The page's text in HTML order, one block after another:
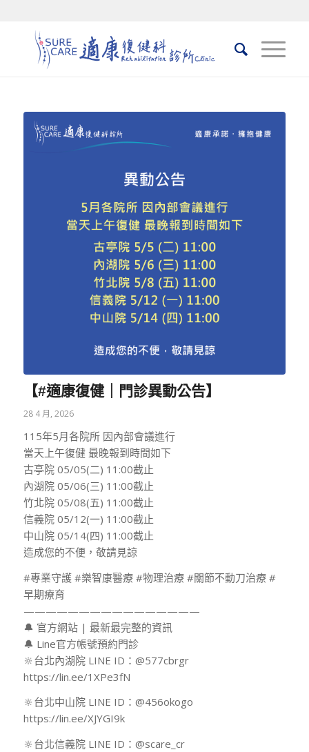
【#適康復健｜門診異動公告】
28 4 月, 2026
115年5月各院所 因內部會議進行
當天上午復健 最晚報到時間如下
古亭院 05/05(二) 11:00截止
內湖院 05/06(三) 11:00截止
竹北院 05/08(五) 11:00截止
信義院 05/12(一) 11:00截止
中山院 05/14(四) 11:00截止
造成您的不便，敬請見諒
#專業守護 #樂智康醫療 #物理治療 #關節不動刀治療 #
早期療育
————————————————
🔔 官方網站 | 最新最完整的資訊
🔔 Line官方帳號預約門診
🔆台北內湖院 LINE ID：@577cbrgr
https://lin.ee/1XPe3fN
🔆台北中山院 LINE ID：@456okogo
https://lin.ee/XJYGI9k
🔆台北信義院 LINE ID：@scare_cr